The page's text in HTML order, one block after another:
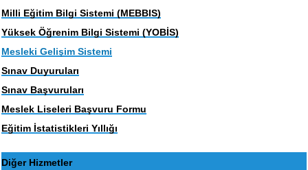
Milli Eğitim Bilgi Sistemi (MEBBIS)
Yüksek Öğrenim Bilgi Sistemi (YOBİS)
Mesleki Gelişim Sistemi
Sınav Duyuruları
Sınav Başvuruları
Meslek Liseleri Başvuru Formu
Eğitim İstatistikleri Yıllığı
Diğer Hizmetler